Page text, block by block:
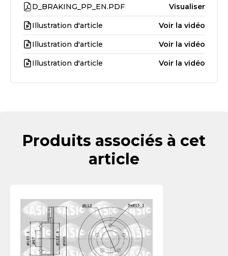
D_BRAKING_PP_EN.PDF Visualiser
Illustration d'article Voir la vidéo
Illustration d'article Voir la vidéo
Illustration d'article Voir la vidéo
Produits associés à cet
article